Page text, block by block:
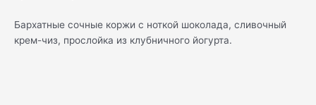
Бархатные сочные коржи с ноткой шоколада, сливочный
крем-чиз, прослойка из клубничного йогурта.